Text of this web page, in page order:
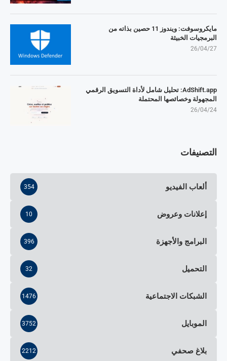
مايكروسوفت: ويندوز 11 حصين بذاته من
البرمجيات الخبيثة
26/04/27
AdShift.app: تحليل شامل لأداة التسويق الرقمي
المجهولة وخصائصها المحتملة
26/04/24
التصنيفات
ألعاب الفيديو 354
إعلانات وعروض 10
البرامج والأجهزة 396
التحميل 32
الشبكات الاجتماعية 1476
الموبايل 3752
بلاغ صحفي 2212